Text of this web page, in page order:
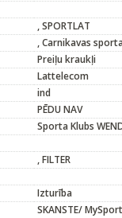
, SPORTLAT
, Carnikavas
Preiļu kraukļi
Lattelecom
ind
PĒDU NAV
Sporta Klubs
, FILTER
Izturība
SKANSTE/ MySport